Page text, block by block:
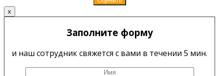
x
Заполните форму
и наш сотрудник свяжется с вами в течении 5 мин.